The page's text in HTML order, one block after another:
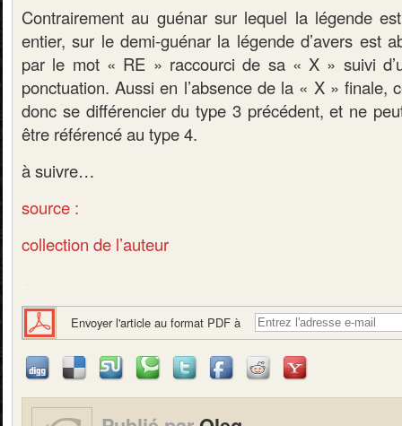
Contrairement au guénar sur lequel la légende
entier, sur le demi-guénar la légende d’avers est
par le mot « RE » raccourci de sa « X » suivi
ponctuation. Aussi en l’absence de la « X » finale,
donc se différencier du type 3 précédent, et ne
être référencé au type 4.
à suivre…
source :
collection de l’auteur
Envoyer l'article au format PDF à